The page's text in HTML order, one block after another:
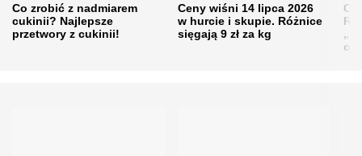
Co zrobić z nadmiarem
cukinii? Najlepsze
przetwory z cukinii!
Ceny wiśni 14 lipca 2026
w hurcie i skupie. Różnice
sięgają 9 zł za kg